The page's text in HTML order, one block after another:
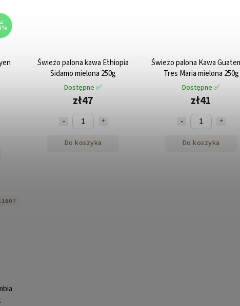
%
Świeżo palona kawa Ethiopia
Sidamo mielona 250g
Dostępne ✅
zł47
Do koszyka
Świeżo palona Kawa
Tres Maria mielona 250g
Dostępne ✅
zł41
Do koszyka